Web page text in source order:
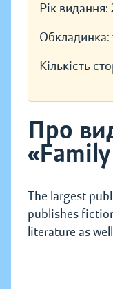
Рік видання:
Обкладинка:
Кількість
Про
The largest
publishes
literature as